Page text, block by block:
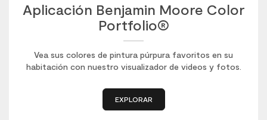
Aplicación Benjamin Moore Color
Portfolio®
Vea sus colores de pintura púrpura favoritos en su
habitación con nuestro visualizador de videos y fotos.
EXPLORAR